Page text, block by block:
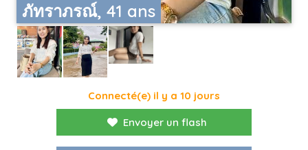
ภัทราภรณ์, 41 ans
Connecté(e) il y a 10 jours
Envoyer un flash